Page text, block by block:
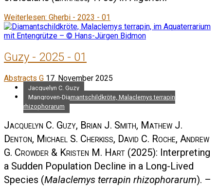
Weiterlesen: Gherbi - 2023 - 01
Guzy - 2025 - 01
Abstracts G 17. November 2025
Jacquelyn C. Guzy
Mangroven-Diamantschildkröte, Malaclemys terrapin
rhizophorarum
Jacquelyn C. Guzy, Brian J. Smith, Mathew J.
Denton, Michael S. Cherkiss, David C. Roche, Andrew
G. Crowder & Kristen M. Hart (2025): Interpreting
a Sudden Population Decline in a Long-Lived
Species (Malaclemys terrapin rhizophorarum). –